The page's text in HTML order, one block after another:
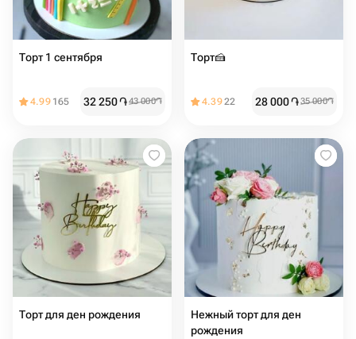
Торт 1 сентября
4.99 165 32 250֏43 000֏
Торт🍰
4.3922 28 000֏35 000֏
Торт для ден рождения
Нежный торт для ден
рождения